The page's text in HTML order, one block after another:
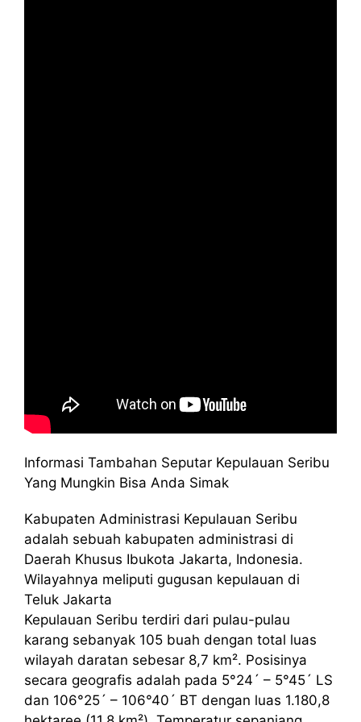
Informasi Tambahan Seputar Kepulauan Seribu
Yang Mungkin Bisa Anda Simak
Kabupaten Administrasi Kepulauan Seribu
adalah sebuah kabupaten administrasi di
Daerah Khusus Ibukota Jakarta, Indonesia.
Wilayahnya meliputi gugusan kepulauan di
Teluk Jakarta
Kepulauan Seribu terdiri dari pulau-pulau
karang sebanyak 105 buah dengan total luas
wilayah daratan sebesar 8,7 km². Posisinya
secara geografis adalah pada 5°24´ – 5°45´ LS
dan 106°25´ – 106°40´ BT dengan luas 1.180,8